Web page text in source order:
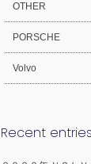
OTHER
PORSCHE
Volvo
Recent entries